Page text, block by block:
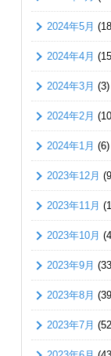
2024年5月
2024年4月
2024年3月 (3)
2024年2月
2024年1月 (6)
2023年12月
2023年11月
2023年10月
2023年9月
2023年8月
2023年7月